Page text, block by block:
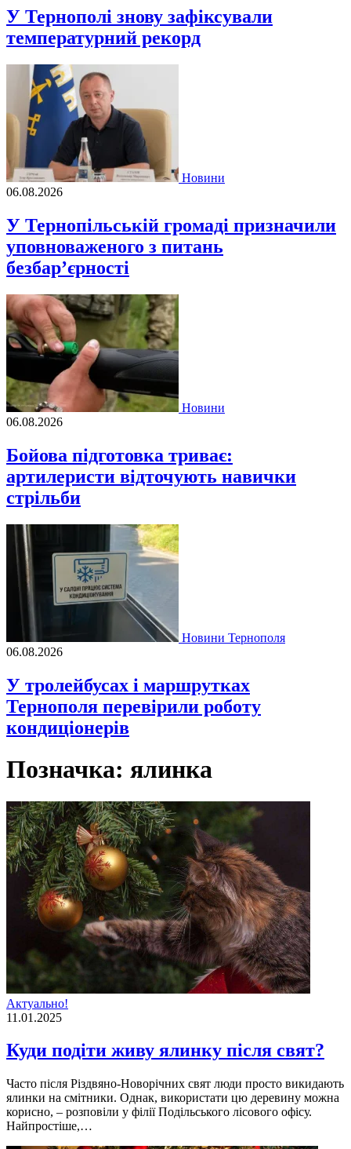
У Тернополі знову зафіксували
температурний рекорд
Новини
06.08.2026
У Тернопільській громаді призначили
уповноваженого з питань
безбар’єрності
Новини
06.08.2026
Бойова підготовка триває:
артилеристи відточують навички
стрільби
Новини Тернополя
06.08.2026
У тролейбусах і маршрутках
Тернополя перевірили роботу
кондиціонерів
Позначка: ялинка
Актуально!
11.01.2025
Куди подіти живу ялинку після свят?
Часто після Різдвяно-Новорічних свят люди просто викидають
ялинки на смітники. Однак, використати цю деревину можна
корисно, – розповіли у філії Подільського лісового офісу.
Найпростіше,…